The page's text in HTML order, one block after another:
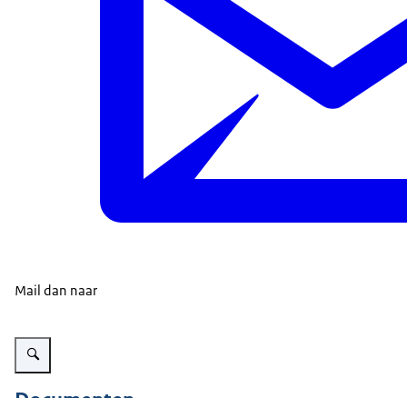
Mail dan naar
Vergroot afbeelding Infographic Agenda Veerkrachtige en Weerbare